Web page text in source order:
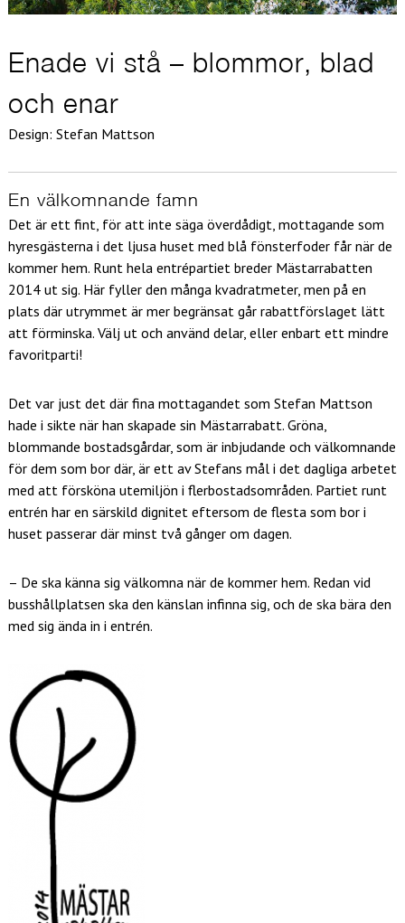
Enade vi stå – blommor, blad
och enar
Design: Stefan Mattson
En välkomnande famn
Det är ett fint, för att inte säga överdådigt, mottagande som
hyresgästerna i det ljusa huset med blå fönsterfoder får när de
kommer hem. Runt hela entrépartiet breder Mästarrabatten
2014 ut sig. Här fyller den många kvadratmeter, men på en
plats där utrymmet är mer begränsat går rabattförslaget lätt
att förminska. Välj ut och använd delar, eller enbart ett mindre
favoritparti!
Det var just det där fina mottagandet som Stefan Mattson
hade i sikte när han skapade sin Mästarrabatt. Gröna,
blommande bostadsgårdar, som är inbjudande och välkomnande
för dem som bor där, är ett av Stefans mål i det dagliga arbetet
med att försköna utemiljön i flerbostadsområden. Partiet runt
entrén har en särskild dignitet eftersom de flesta som bor i
huset passerar där minst två gånger om dagen.
– De ska känna sig välkomna när de kommer hem. Redan vid
busshållplatsen ska den känslan infinna sig, och de ska bära den
med sig ända in i entrén.